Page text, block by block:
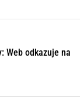
Web odkazuje na